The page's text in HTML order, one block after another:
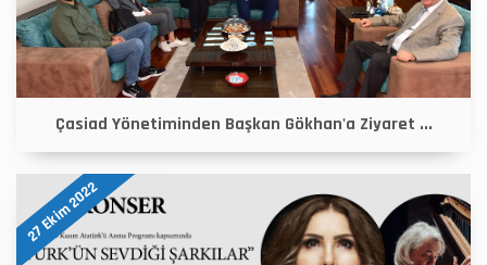
Çasiad Yönetiminden Başkan Gökhan'a Ziyaret ...
27 Ekim 2022